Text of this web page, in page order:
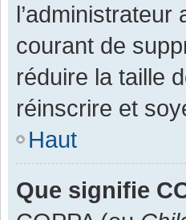
courant de
réduire la taille
réinscrire et
Haut
Que signifie